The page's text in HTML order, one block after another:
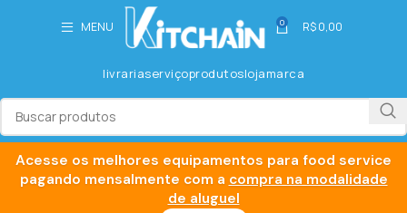
MENU 0 R$0,00
livrariaserviçoprodutoslojamarca
Acesse os melhores equipamentos para food service
pagando mensalmente com a compra na modalidade
de aluguel